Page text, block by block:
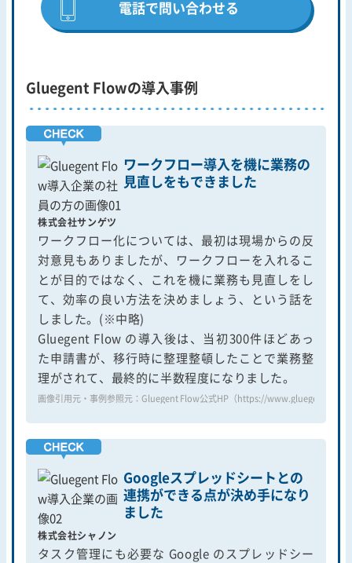
電話で問い合わせる
Gluegent Flowの導入事例
株式会社サンゲツ
ワークフロー導入を機に業務の
見直しをもできました
ワークフロー化については、最初は現場からの反
対意見もありましたが、ワークフローを入れるこ
とが目的ではなく、これを機に業務も見直しをし
て、効率の良い方法を決めましょう、という話を
しました。(※中略)
Gluegent Flow の導入後は、当初300件ほどあっ
た申請書が、移行時に整理整頓したことで業務整
理がされて、最終的に半数程度になりました。
画像引用元・事例参照元：Gluegent Flow公式HP（https://
株式会社シャノン
Googleスプレッドシートとの
連携ができる点が決め手になり
ました
タスク管理にも必要な Google のスプレッドシー